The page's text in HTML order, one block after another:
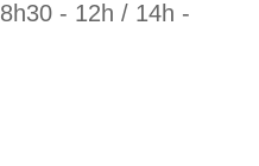
- 12h / 14h -